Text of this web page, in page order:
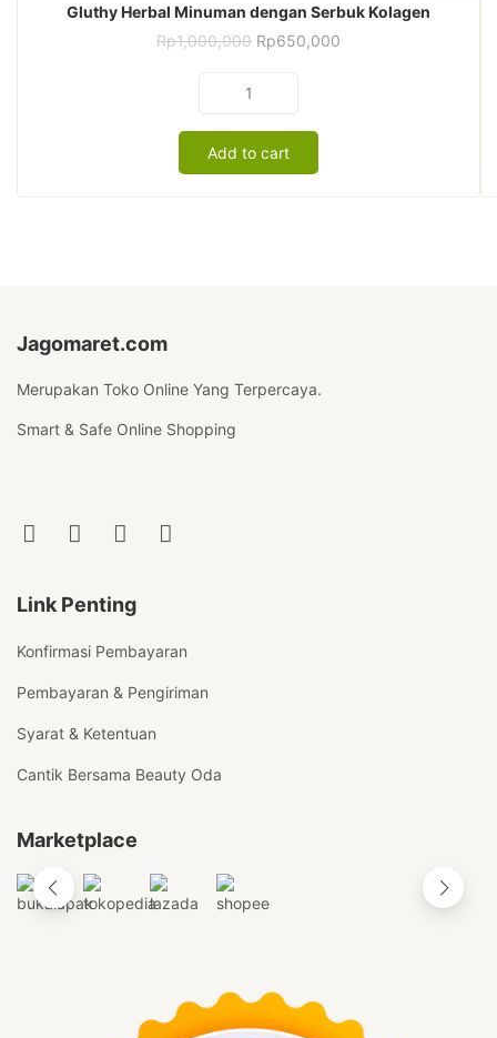
Gluthy Herbal Minuman dengan Serbuk Kolagen
Rp1,000,000 Original
was:
Rp650,000
Minuman
dengan
Serbuk
Kolagen
Add to cart
Jagomaret.com
Merupakan Toko Online Yang Terpercaya.
Smart & Safe Online Shopping
Link Penting
Konfirmasi Pembayaran
Pembayaran & Pengiriman
Syarat & Ketentuan
Cantik Bersama Beauty Oda
Marketplace